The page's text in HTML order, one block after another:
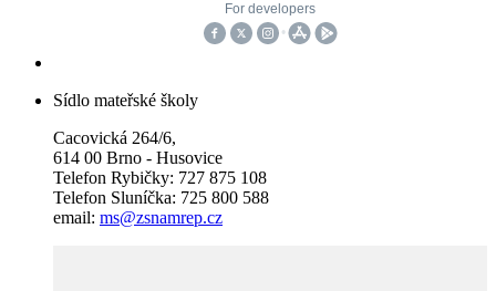
Sídlo mateřské školy
Cacovická 264/6,
614 00 Brno - Husovice
Telefon Rybičky: 727 875 108
Telefon Sluníčka: 725 800 588
email: ms@zsnamrep.cz